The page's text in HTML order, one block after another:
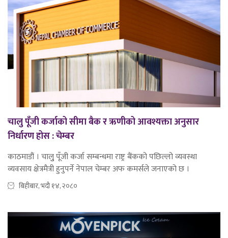
चालु पूँजी कर्जाको सीमा बैक र ऋणीको आवश्यक्ता अनुसार
निर्धारण होस : चेम्बर
काठमाडौं । चालुु पूँजी कर्जा सम्बन्धमा राष्ट्र बैंकको पछिल्लो व्यवस्था
व्यवसाय क्षेत्रमैत्री हुनुपर्ने नेपाल चेम्बर अफ कमर्सले जनाएको छ ।
बिहीबार, भदौ १४, २०८०